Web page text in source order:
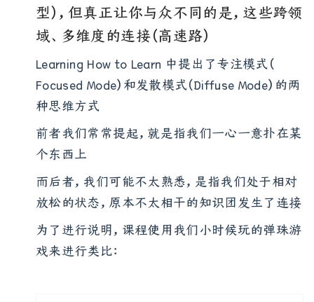
型），但真正让你与众不同的是，这些跨领
域、多维度的连接（高速路）
Learning How to Learn 中提出了专注模式（
Focused Mode）和发散模式（Diffuse Mode）的两
种思维方式
前者我们常常提起，就是指我们一心一意扑在某
个东西上
而后者，我们可能不太熟悉，是指我们处于相对
放松的状态，原本不太相干的知识团发生了连接
为了进行说明，课程使用我们小时候玩的弹珠游
戏来进行类比：